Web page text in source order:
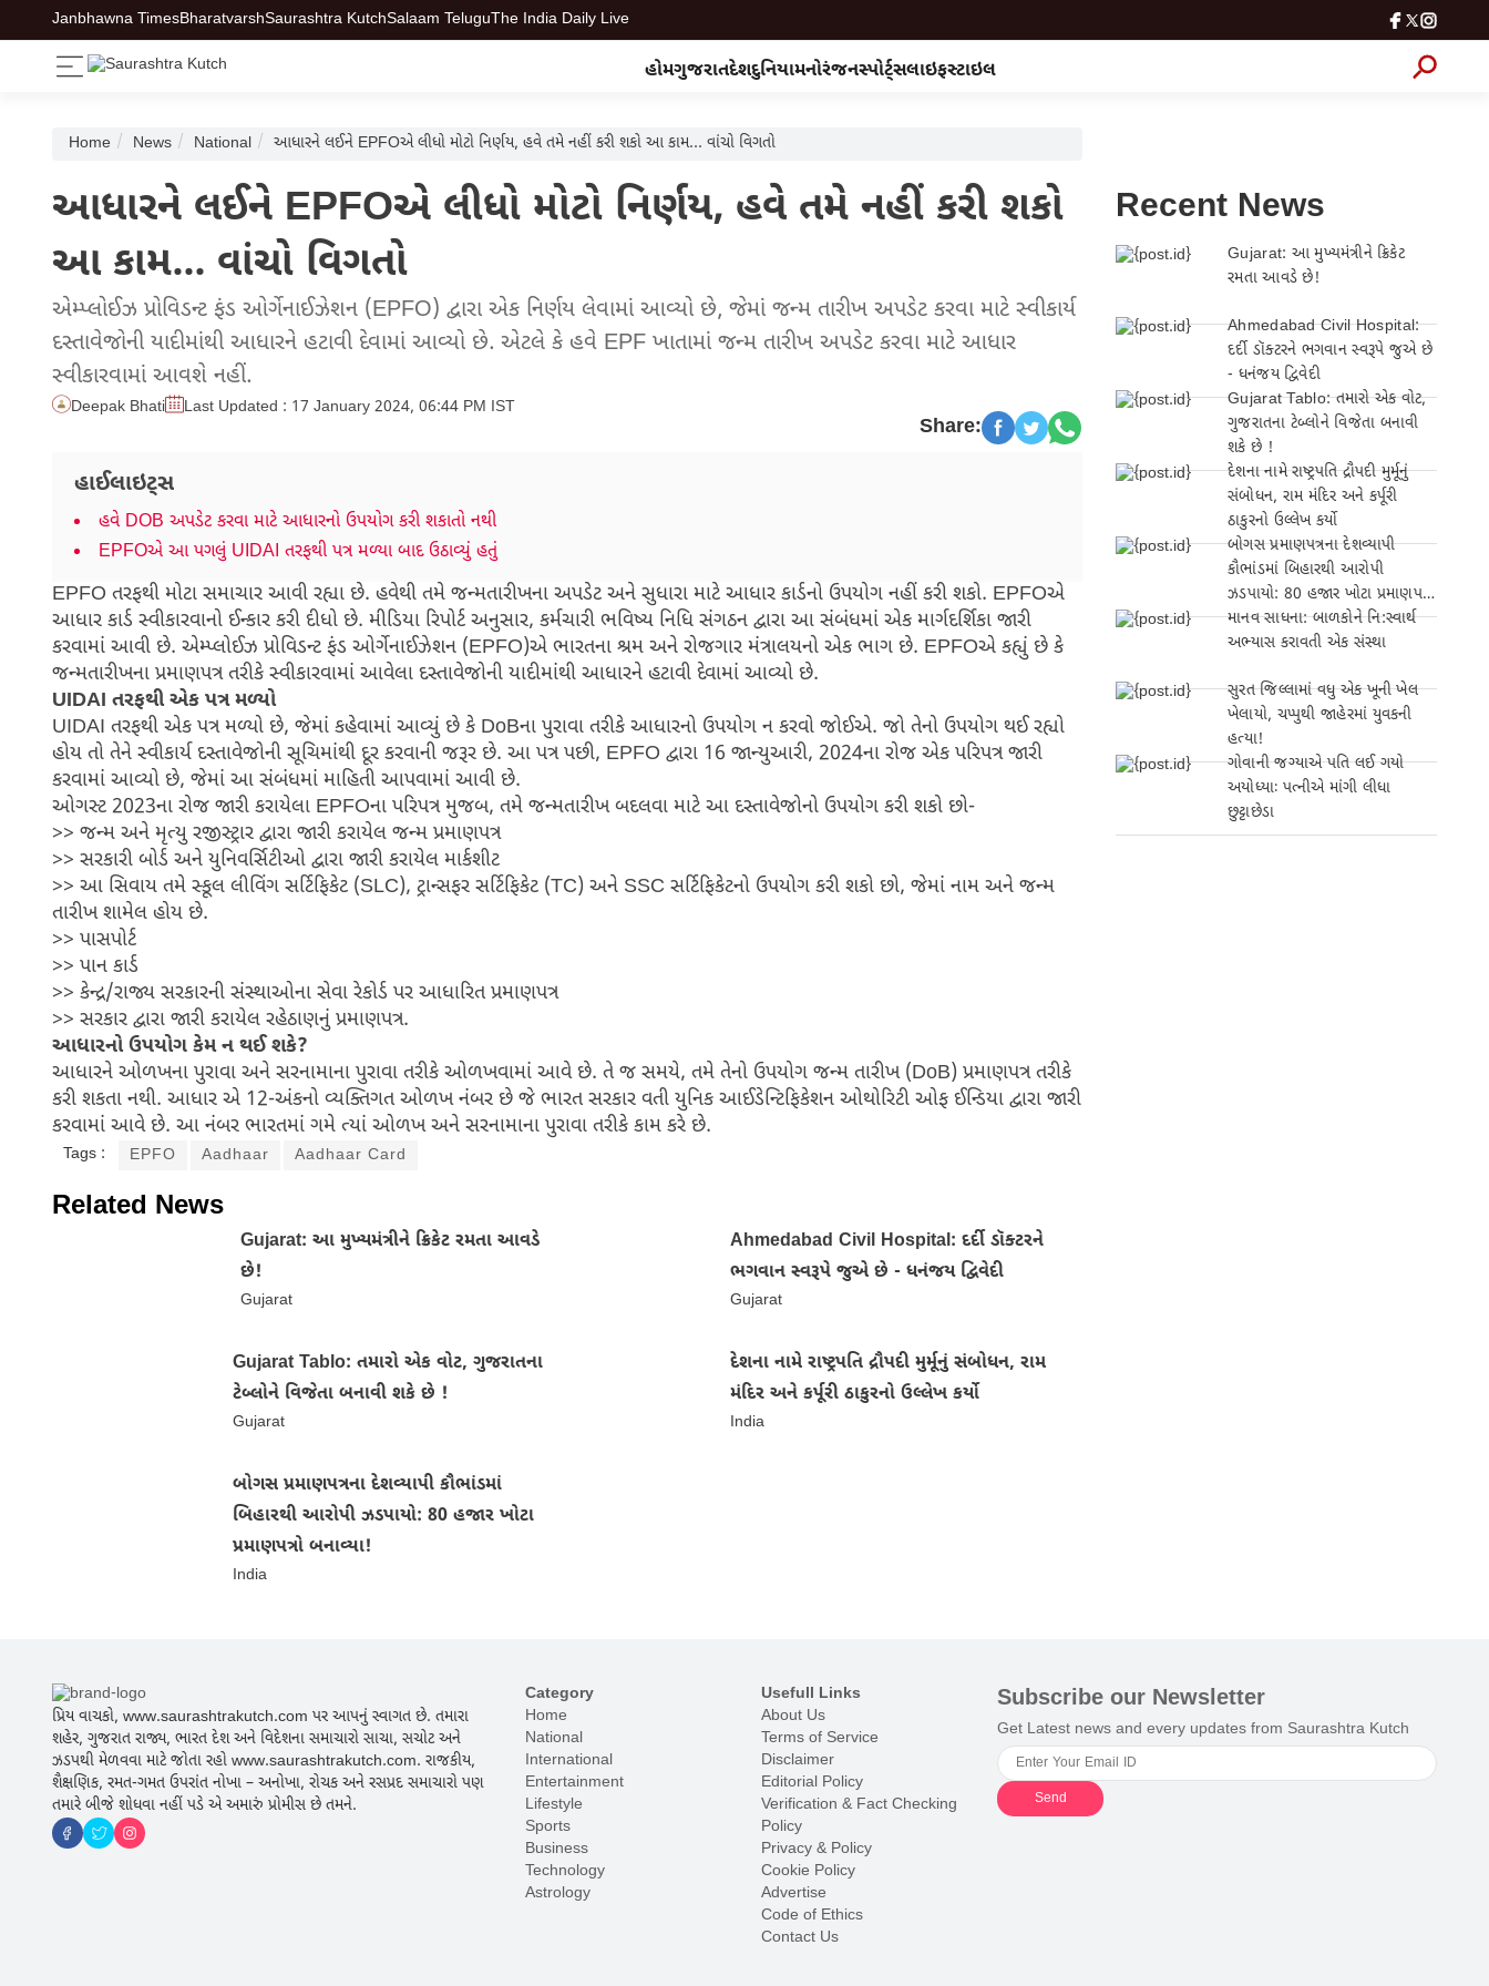
Janbhawna TimesBharatvarshSaurashtra KutchSalaam TeluguThe India Daily Live
હોમગુજરાતદેશદુનિયામનોરંજનસ્પોર્ટ્સલાઇફસ્ટાઇલ
Home News National આધારને લઈને EPFOએ લીધો મોટો નિર્ણય, હવે તમે નહીં કરી શકો આ કામ... વાંચો વિગતો
આધારને લઈને EPFOએ લીધો મોટો નિર્ણય, હવે તમે નહીં કરી શકો
આ કામ... વાંચો વિગતો
એમ્પ્લોઈઝ પ્રોવિડન્ટ ફંડ ઓર્ગેનાઈઝેશન (EPFO) દ્વારા એક નિર્ણય લેવામાં આવ્યો છે, જેમાં જન્મ તારીખ અપડેટ કરવા માટે સ્વીકાર્ય
દસ્તાવેજોની યાદીમાંથી આધારને હટાવી દેવામાં આવ્યો છે. એટલે કે હવે EPF ખાતામાં જન્મ તારીખ અપડેટ કરવા માટે આધાર
સ્વીકારવામાં આવશે નહીં.
Deepak Bhati Last Updated : 17 January 2024, 06:44 PM IST
Share:
હાઈલાઇટ્સ
હવે DOB અપડેટ કરવા માટે આધારનો ઉપયોગ કરી શકાતો નથી
EPFOએ આ પગલું UIDAI તરફથી પત્ર મળ્યા બાદ ઉઠાવ્યું હતું
EPFO તરફથી મોટા સમાચાર આવી રહ્યા છે. હવેથી તમે જન્મતારીખના અપડેટ અને સુધારા માટે આધાર કાર્ડનો ઉપયોગ નહીં કરી શકો. EPFOએ
આધાર કાર્ડ સ્વીકારવાનો ઈન્કાર કરી દીધો છે. મીડિયા રિપોર્ટ અનુસાર, કર્મચારી ભવિષ્ય નિધિ સંગઠન દ્વારા આ સંબંધમાં એક માર્ગદર્શિકા જારી
કરવામાં આવી છે. એમ્પ્લોઈઝ પ્રોવિડન્ટ ફંડ ઓર્ગેનાઈઝેશન (EPFO)એ ભારતના શ્રમ અને રોજગાર મંત્રાલયનો એક ભાગ છે. EPFOએ કહ્યું છે કે
જન્મતારીખના પ્રમાણપત્ર તરીકે સ્વીકારવામાં આવેલા દસ્તાવેજોની યાદીમાંથી આધારને હટાવી દેવામાં આવ્યો છે.
UIDAI તરફથી એક પત્ર મળ્યો
UIDAI તરફથી એક પત્ર મળ્યો છે, જેમાં કહેવામાં આવ્યું છે કે DoBના પુરાવા તરીકે આધારનો ઉપયોગ ન કરવો જોઈએ. જો તેનો ઉપયોગ થઈ રહ્યો
હોય તો તેને સ્વીકાર્ય દસ્તાવેજોની સૂચિમાંથી દૂર કરવાની જરૂર છે. આ પત્ર પછી, EPFO ​​દ્વારા 16 જાન્યુઆરી, 2024ના રોજ એક પરિપત્ર જારી
કરવામાં આવ્યો છે, જેમાં આ સંબંધમાં માહિતી આપવામાં આવી છે.
ઓગસ્ટ 2023ના રોજ જારી કરાયેલા EPFOના પરિપત્ર મુજબ, તમે જન્મતારીખ બદલવા માટે આ દસ્તાવેજોનો ઉપયોગ કરી શકો છો-
>> જન્મ અને મૃત્યુ રજીસ્ટ્રાર દ્વારા જારી કરાયેલ જન્મ પ્રમાણપત્ર
>> સરકારી બોર્ડ અને યુનિવર્સિટીઓ દ્વારા જારી કરાયેલ માર્કશીટ
>> આ સિવાય તમે સ્કૂલ લીવિંગ સર્ટિફિકેટ (SLC), ટ્રાન્સફર સર્ટિફિકેટ (TC) અને SSC સર્ટિફિકેટનો ઉપયોગ કરી શકો છો, જેમાં નામ અને જન્મ
તારીખ શામેલ હોય છે.
>> પાસપોર્ટ
>> પાન કાર્ડ
>> કેન્દ્ર/રાજ્ય સરકારની સંસ્થાઓના સેવા રેકોર્ડ પર આધારિત પ્રમાણપત્ર
>> સરકાર દ્વારા જારી કરાયેલ રહેઠાણનું પ્રમાણપત્ર.
આધારનો ઉપયોગ કેમ ન થઈ શકે?
આધારને ઓળખના પુરાવા અને સરનામાના પુરાવા તરીકે ઓળખવામાં આવે છે. તે જ સમયે, તમે તેનો ઉપયોગ જન્મ તારીખ (DoB) પ્રમાણપત્ર તરીકે
કરી શકતા નથી. આધાર એ 12-અંકનો વ્યક્તિગત ઓળખ નંબર છે જે ભારત સરકાર વતી યુનિક આઈડેન્ટિફિકેશન ઓથોરિટી ઓફ ઈન્ડિયા દ્વારા જારી
કરવામાં આવે છે. આ નંબર ભારતમાં ગમે ત્યાં ઓળખ અને સરનામાના પુરાવા તરીકે કામ કરે છે.
Tags : EPFO Aadhaar Aadhaar Card
Related News
Gujarat: આ મુખ્યમંત્રીને ક્રિકેટ રમતા આવડે
છે!
Gujarat
Ahmedabad Civil Hospital: દર્દી ડૉક્ટરને
ભગવાન સ્વરૂપે જુએ છે - ધનંજય દ્વિવેદી
Gujarat
Gujarat Tablo: તમારો એક વોટ, ગુજરાતના
ટેબ્લોને વિજેતા બનાવી શકે છે !
Gujarat
દેશના નામે રાષ્ટ્રપતિ દ્રૌપદી મુર્મૂનું સંબોધન, રામ
મંદિર અને કર્પૂરી ઠાકુરનો ઉલ્લેખ કર્યો
India
બોગસ પ્રમાણપત્રના દેશવ્યાપી કૌભાંડમાં
બિહારથી આરોપી ઝડપાયો: 80 હજાર ખોટા
પ્રમાણપત્રો બનાવ્યા!
India
Recent News
Gujarat: આ મુખ્યમંત્રીને ક્રિકેટ
રમતા આવડે છે!
Ahmedabad Civil Hospital:
દર્દી ડૉક્ટરને ભગવાન સ્વરૂપે જુએ છે
- ધનંજય દ્વિવેદી
Gujarat Tablo: તમારો એક વોટ,
ગુજરાતના ટેબ્લોને વિજેતા બનાવી
શકે છે !
દેશના નામે રાષ્ટ્રપતિ દ્રૌપદી મુર્મૂનું
સંબોધન, રામ મંદિર અને કર્પૂરી
ઠાકુરનો ઉલ્લેખ કર્યો
બોગસ પ્રમાણપત્રના દેશવ્યાપી
કૌભાંડમાં બિહારથી આરોપી
ઝડપાયો: 80 હજાર ખોટા પ્રમાણપત્રો
બનાવ્યા!
માનવ સાધના: બાળકોને નિ:સ્વાર્થ
અભ્યાસ કરાવતી એક સંસ્થા
સુરત જિલ્લામાં વધુ એક ખૂની ખેલ
ખેલાયો, ચપ્પુથી જાહેરમાં યુવકની
હત્યા!
ગોવાની જગ્યાએ પતિ લઈ ગયો
અયોધ્યાઃ પત્નીએ માંગી લીધા
છુટ્ટાછેડા
પ્રિય વાચકો, www.saurashtrakutch.com પર આપનું સ્વાગત છે. તમારા
શહેર, ગુજરાત રાજ્ય, ભારત દેશ અને વિદેશના સમાચારો સાચા, સચોટ અને
ઝડપથી મેળવવા માટે જોતા રહો www.saurashtrakutch.com. રાજકીય,
શૈક્ષણિક, રમત-ગમત ઉપરાંત નોખા – અનોખા, રોચક અને રસપ્રદ સમાચારો પણ
તમારે બીજે શોધવા નહીં પડે એ અમારું પ્રોમીસ છે તમને.
Category
Home
National
International
Entertainment
Lifestyle
Sports
Business
Technology
Astrology
Usefull Links
About Us
Terms of Service
Disclaimer
Editorial Policy
Verification & Fact Checking
Policy
Privacy & Policy
Cookie Policy
Advertise
Code of Ethics
Contact Us
Subscribe our Newsletter
Get Latest news and every updates from Saurashtra Kutch
Send